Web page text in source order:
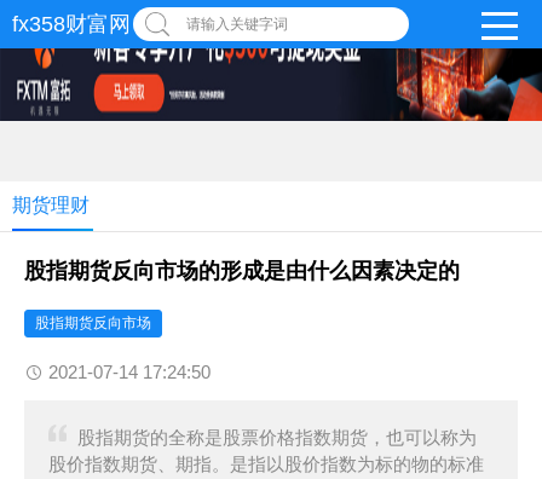
fx358财富网 请输入关键字词
期货理财
股指期货反向市场的形成是由什么因素决定的
股指期货反向市场
2021-07-14 17:24:50
股指期货的全称是股票价格指数期货，也可以称为
股价指数期货、期指。是指以股价指数为标的物的标准